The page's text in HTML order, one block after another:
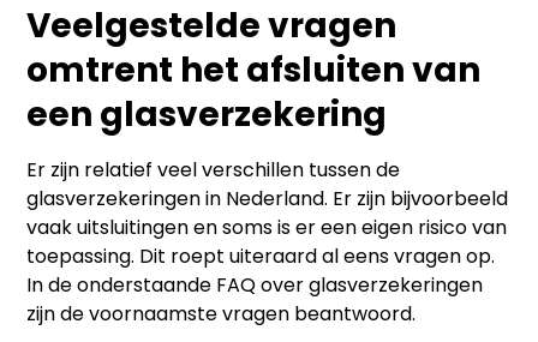
Veelgestelde vragen
omtrent het afsluiten van
een glasverzekering
Er zijn relatief veel verschillen tussen de
glasverzekeringen in Nederland. Er zijn bijvoorbeeld
vaak uitsluitingen en soms is er een eigen risico van
toepassing. Dit roept uiteraard al eens vragen op.
In de onderstaande FAQ over glasverzekeringen
zijn de voornaamste vragen beantwoord.